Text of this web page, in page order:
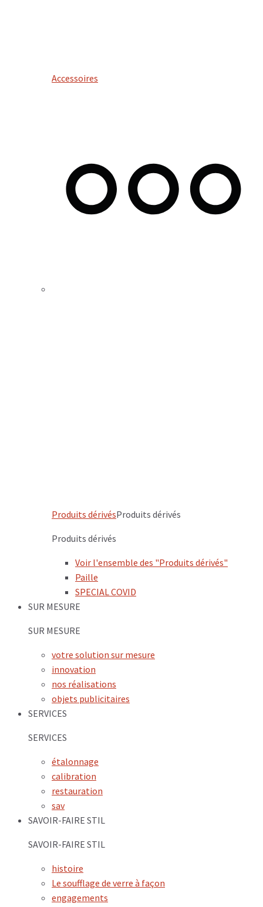
Accessoires
Produits dérivésProduits dérivés
Produits dérivés
Voir l'ensemble des "Produits dérivés"
Paille
SPECIAL COVID
SUR MESURE
SUR MESURE
votre solution sur mesure
innovation
nos réalisations
objets publicitaires
SERVICES
SERVICES
étalonnage
calibration
restauration
sav
SAVOIR-FAIRE STIL
SAVOIR-FAIRE STIL
histoire
Le soufflage de verre à façon
engagements